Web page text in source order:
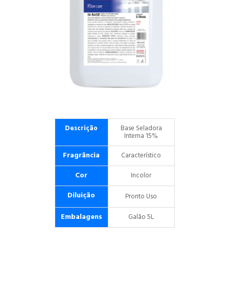
Descrição Base Seladora
Interna 15%
Fragrância Característico
Cor Incolor
Diluição Pronto Uso
Embalagens Galão 5L